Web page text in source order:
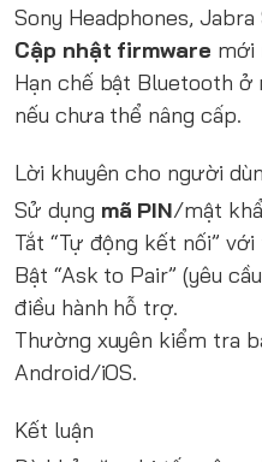
Sony Headphones, Jabra
Cập nhật firmware mới
Hạn chế bật Bluetooth
nếu chưa thể nâng cấp.
Lời khuyên cho người
Sử dụng mã PIN/mật
Tắt “Tự động kết nối”
Bật “Ask to Pair” (yêu
điều hành hỗ trợ.
Thường xuyên kiểm tra
Android/iOS.
Kết luận